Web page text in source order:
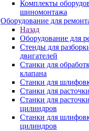
Комплекты
шиномонтажа
Оборудование для
Назад
Оборудование для
Стенды для
двигателей
Станки для
клапана
Станки для
Станки для
Станки для
цилиндров
Станки для
цилиндров